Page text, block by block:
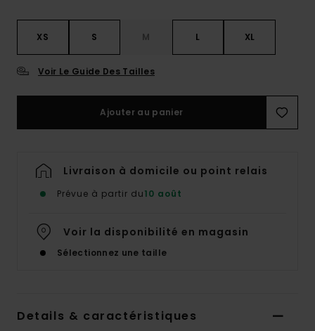
XS S M L XL
Voir Le Guide Des Tailles
Ajouter au panier
Livraison à domicile ou point relais
Prévue à partir du10 août
Voir la disponibilité en magasin
Sélectionnez une taille
Details & caractéristiques